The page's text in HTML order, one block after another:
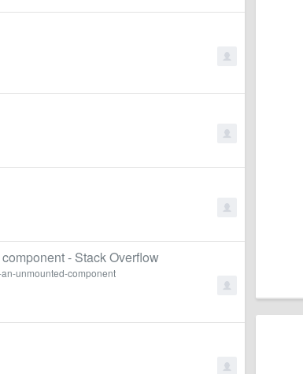
- Stack Overflow
unmounted-component